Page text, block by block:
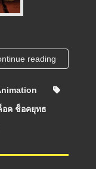
reading
ค ช็อคยุทธ